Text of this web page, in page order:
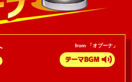
from 「オプーナ」